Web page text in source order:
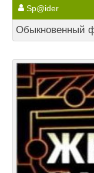
Sp@ider
Обыкновенный